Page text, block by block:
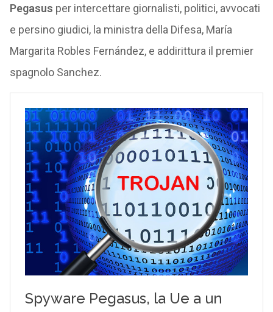
Pegasus per intercettare giornalisti, politici, avvocati
e persino giudici, la ministra della Difesa, María
Margarita Robles Fernández, e addirittura il premier
spagnolo Sanchez.